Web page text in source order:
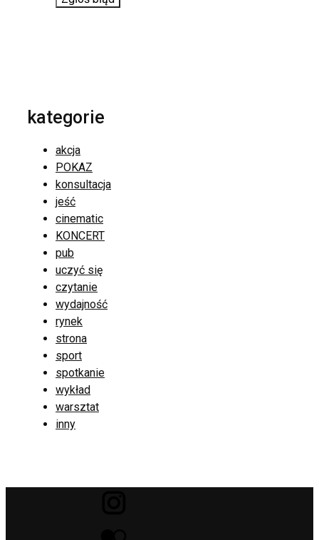
kategorie
akcja
POKAZ
konsultacja
jeść
cinematic
KONCERT
pub
uczyć się
czytanie
wydajność
rynek
strona
sport
spotkanie
wykład
warsztat
inny